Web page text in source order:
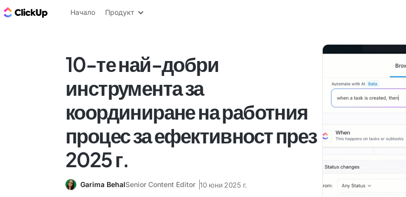
ClickUp блог
Начало Продукт
10-те най-добри
инструмента за
координиране на работния
процес за ефективност през
2025 г.
Garima BehalSenior Content Editor 10 юни 2025 г.